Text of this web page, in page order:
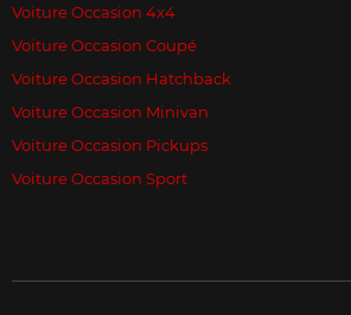
Voiture Occasion 4x4
Voiture Occasion Coupé
Voiture Occasion Hatchback
Voiture Occasion Minivan
Voiture Occasion Pickups
Voiture Occasion Sport